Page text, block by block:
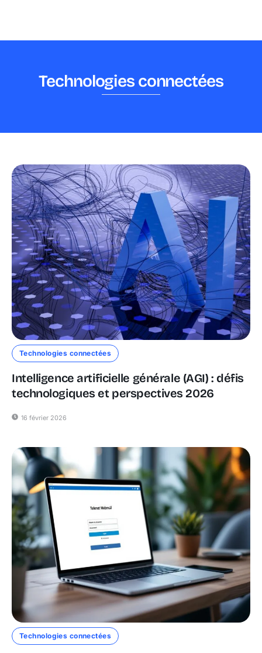
Technologies connectées
Technologies connectées
Intelligence artificielle générale (AGI) : défis
technologiques et perspectives 2026
16 février 2026
Technologies connectées